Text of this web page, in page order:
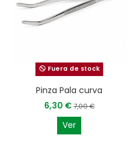
Fuera de stock
Pinza Pala curva
6,30 €7,00 €
Ver